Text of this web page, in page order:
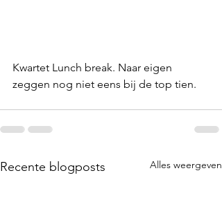
Kwartet Lunch break. Naar eigen
zeggen nog niet eens bij de top tien.
Recente blogposts Alles weergeven